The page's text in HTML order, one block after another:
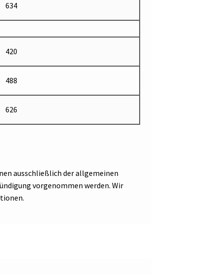
634
420
488
626
ausschließlich der allgemeinen
vorgenommen werden. Wir